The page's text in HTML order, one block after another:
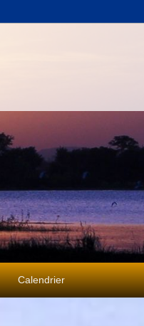
Calendrier